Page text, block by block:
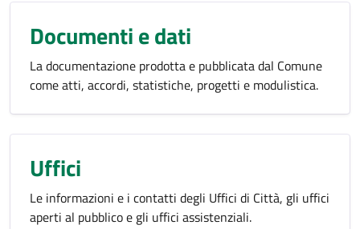
Documenti e dati
La documentazione prodotta e pubblicata dal Comune
come atti, accordi, statistiche, progetti e modulistica.
Uffici
Le informazioni e i contatti degli Uffici di Città, gli uffici
aperti al pubblico e gli uffici assistenziali.